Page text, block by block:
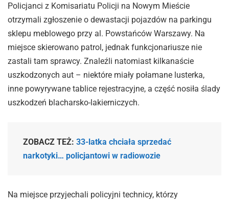
Policjanci z Komisariatu Policji na Nowym Mieście
otrzymali zgłoszenie o dewastacji pojazdów na parkingu
sklepu meblowego przy al. Powstańców Warszawy. Na
miejsce skierowano patrol, jednak funkcjonariusze nie
zastali tam sprawcy. Znaleźli natomiast kilkanaście
uszkodzonych aut – niektóre miały połamane lusterka,
inne powyrywane tablice rejestracyjne, a część nosiła ślady
uszkodzeń blacharsko-lakierniczych.
ZOBACZ TEŻ: 33-latka chciała sprzedać
narkotyki… policjantowi w radiowozie
Na miejsce przyjechali policyjni technicy, którzy